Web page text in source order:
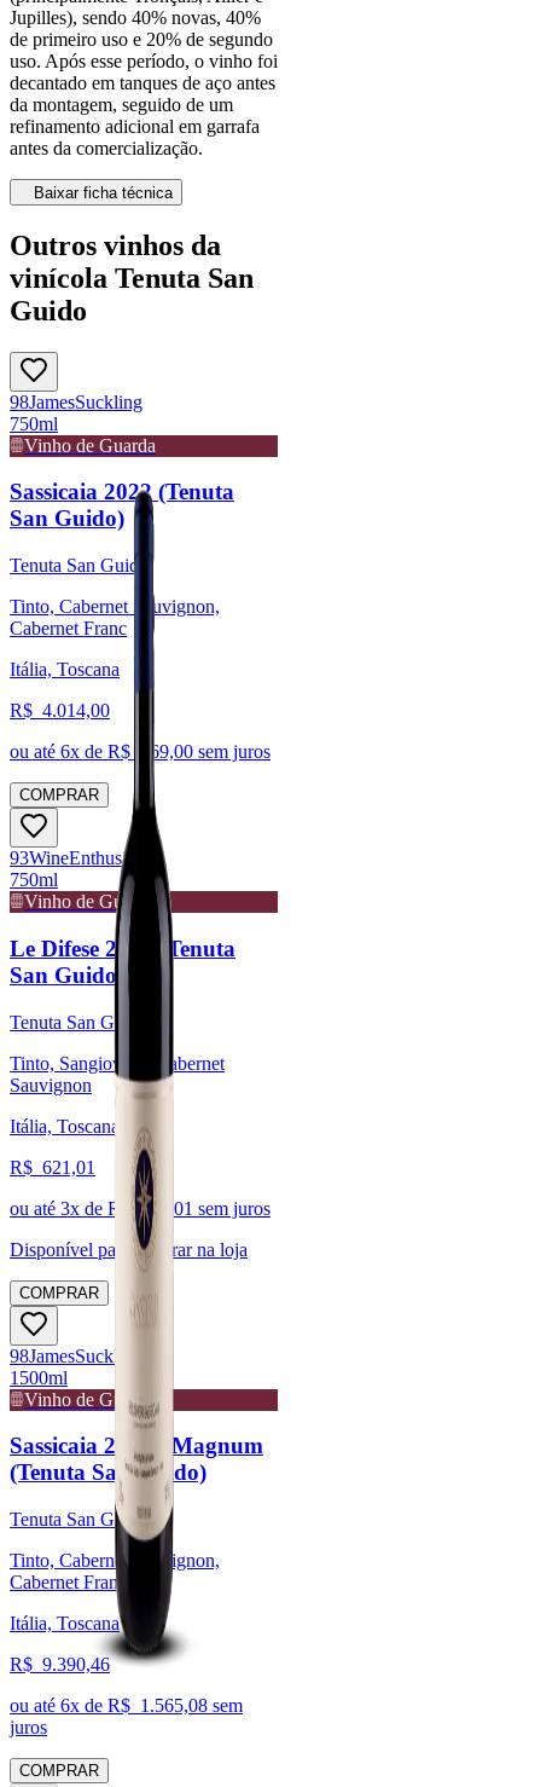
Jupilles), sendo 40% novas, 40%
de primeiro uso e 20% de segundo
uso. Após esse período, o vinho foi
decantado em tanques de aço antes
da montagem, seguido de um
refinamento adicional em garrafa
antes da comercialização.
Baixar ficha técnica
Outros vinhos da
vinícola Tenuta San
Guido
98JamesSuckling
750ml
Vinho de Guarda
Sassicaia 2022 (Tenuta
San Guido)
Tenuta San Guido
Tinto, Cabernet Sauvignon,
Cabernet Franc
Itália, Toscana
R$ 4.014,00
ou até 6x de R$ 669,00 sem juros
COMPRAR
93WineEnthusiast
750ml
Vinho de Guarda
Le Difese 2023 (Tenuta
San Guido)
Tenuta San Guido
Tinto, Sangiovese, Cabernet
Sauvignon
Itália, Toscana
R$ 621,01
ou até 3x de R$ 207,01 sem juros
Disponível para:
Retirar na loja
COMPRAR
98JamesSuckling
1500ml
Vinho de Guarda
Sassicaia 2022 - Magnum
(Tenuta San Guido)
Tenuta San Guido
Tinto, Cabernet Sauvignon,
Cabernet Franc
Itália, Toscana
R$ 9.390,46
ou até 6x de R$ 1.565,08 sem
juros
COMPRAR